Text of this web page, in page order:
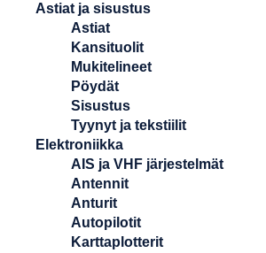
Astiat ja sisustus
Astiat
Kansituolit
Mukitelineet
Pöydät
Sisustus
Tyynyt ja tekstiilit
Elektroniikka
AIS ja VHF järjestelmät
Antennit
Anturit
Autopilotit
Karttaplotterit